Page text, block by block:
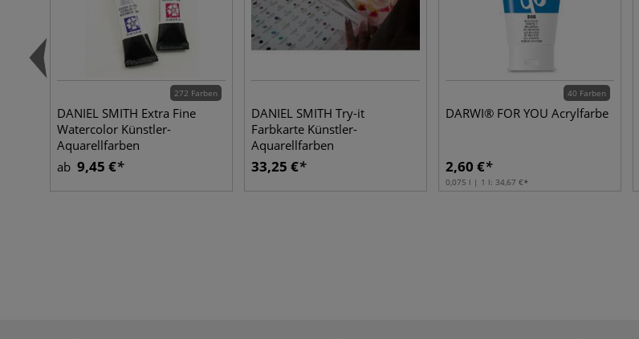
272 Farben
DANIEL SMITH Extra Fine
Watercolor Künstler-
Aquarellfarben
ab 9,45 €
DANIEL SMITH Try-it
Farbkarte Künstler-
Aquarellfarben
33,25 €
40 Farben
DARWI® FOR YOU Acrylfarbe
2,60 €
0,075 l | 1 l: 34,67 €